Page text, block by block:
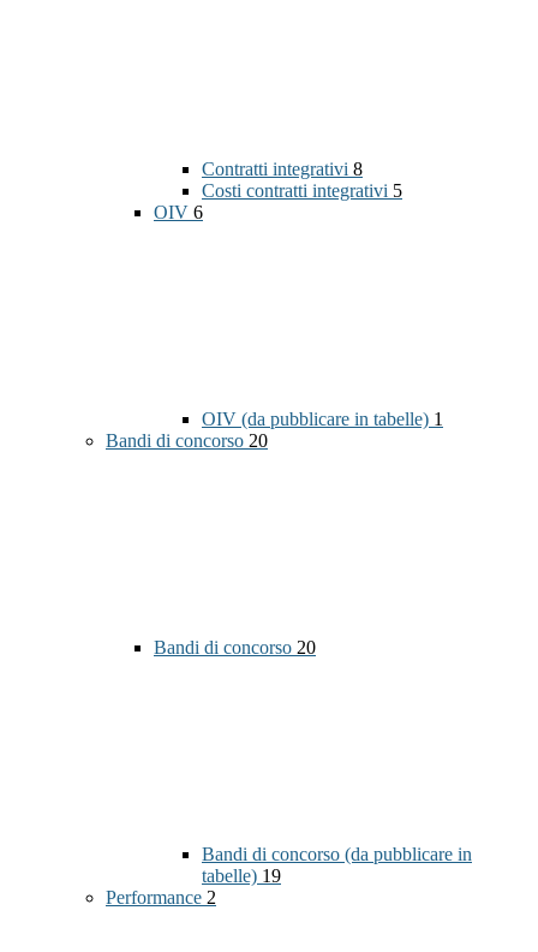
Contratti integrativi 8
Costi contratti integrativi 5
OIV 6
OIV (da pubblicare in tabelle) 1
Bandi di concorso 20
Bandi di concorso 20
Bandi di concorso (da pubblicare in
tabelle) 19
Performance 2